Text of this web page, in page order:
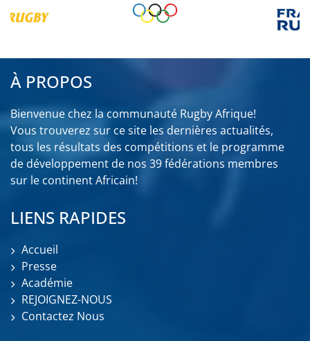
À PROPOS
Bienvenue chez la communauté Rugby Afrique!
Vous trouverez sur ce site les dernières actualités,
tous les résultats des compétitions et le programme
de développement de nos 39 fédérations membres
sur le continent Africain!
LIENS RAPIDES
Accueil
Presse
Académie
REJOIGNEZ-NOUS
Contactez Nous